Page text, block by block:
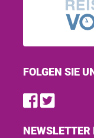
FOLGEN SIE
Find us
NEWSLETTER